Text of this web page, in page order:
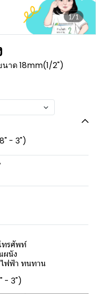
1/1
าด 18mm(1/2")
- 3")
,
ทรศัพท์
ผนัง
ฟฟ้า ทนทาน
- 3")